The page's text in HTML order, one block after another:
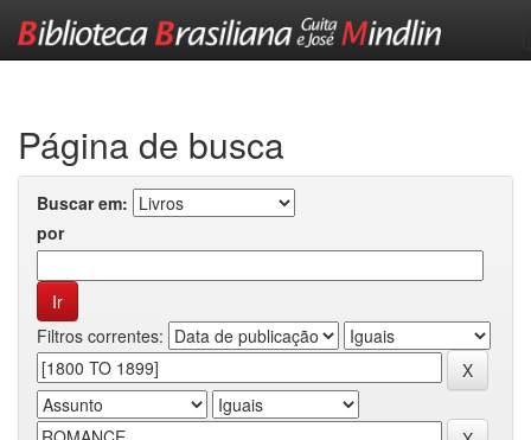
Página de busca
Buscar em:
por
Filtros correntes: